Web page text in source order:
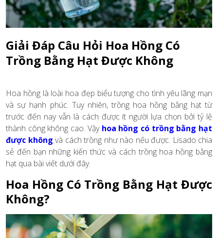
Giải Đáp Câu Hỏi Hoa Hồng Có
Trồng Bằng Hạt Được Không
Hoa hồng là loài hoa đẹp biểu tượng cho tình yêu lãng mạn
và sự hạnh phúc. Tuy nhiên, trồng hoa hồng bằng hạt từ
trước đến nay vẫn là cách được ít người lựa chọn bởi tỷ lệ
thành công không cao. Vậy hoa hồng có trồng bằng hạt
được không và cách trồng như nào nếu được. Lisado chia
sẻ đến bạn những kiến thức và cách trồng hoa hồng bằng
hạt qua bài viết dưới đây.
Hoa Hồng Có Trồng Bằng Hạt Được
Không?